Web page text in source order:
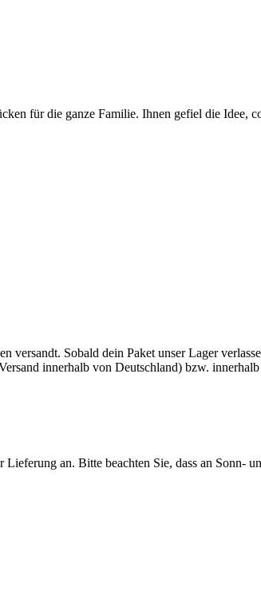
für die ganze Familie. Ihnen gefiel die Idee,
Sobald dein Paket unser Lager
innerhalb von Deutschland) bzw.
an. Bitte beachten Sie, dass an Sonn-